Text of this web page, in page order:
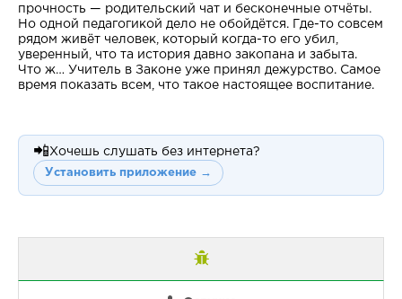
прочность — родительский чат и бесконечные отчёты.
Но одной педагогикой дело не обойдётся. Где-то совсем
рядом живёт человек, который когда-то его убил,
уверенный, что та история давно закопана и забыта.
Что ж… Учитель в Законе уже принял дежурство. Самое
время показать всем, что такое настоящее воспитание.
📲 Хочешь слушать без интернета?
Установить приложение →